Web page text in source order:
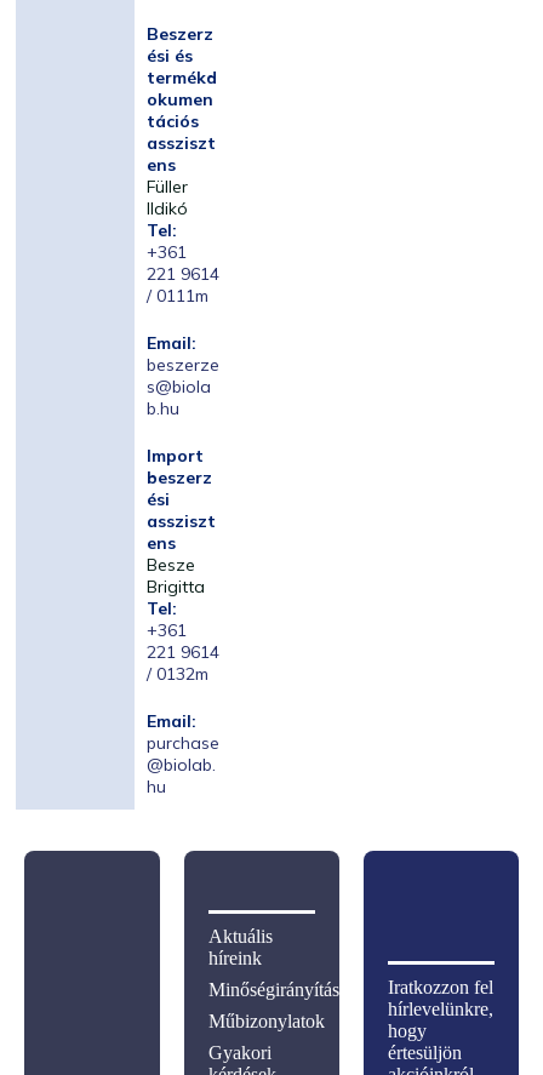
Beszerz
ési és
termékd
okumen
tációs
assziszt
ens
Füller
Ildikó
Tel:
+361
221 9614
/ 0111m
Email:
beszerze
s@biola
b.hu
Import
beszerz
ési
assziszt
ens
Besze
Brigitta
Tel:
+361
221 9614
/ 0132m
Email:
purchase
@biolab.
hu
Iratkozzon fel
hírlevelünkre,
hogy
értesüljön
Aktuális
híreink
Minőségirányítás
Műbizonylatok
Gyakori